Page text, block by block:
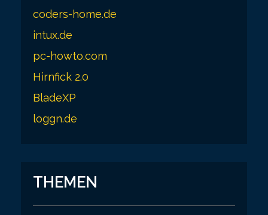
coders-home.de
intux.de
pc-howto.com
Hirnfick 2.0
BladeXP
loggn.de
THEMEN